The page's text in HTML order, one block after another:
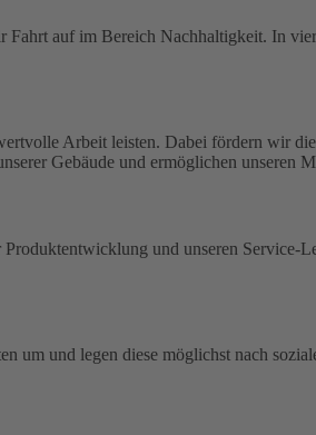
auf im Bereich Nachhaltigkeit. In
Arbeit leisten. Dabei fördern wir
Gebäude und ermöglichen unseren
und unseren
um und legen diese möglichst nach